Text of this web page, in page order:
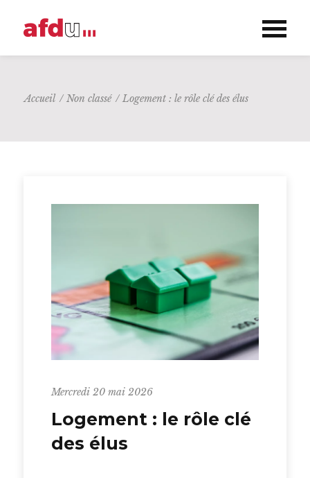
Accueil / Non classé / Logement : le rôle clé des élus
Mercredi 20 mai 2026
Logement : le rôle clé
des élus